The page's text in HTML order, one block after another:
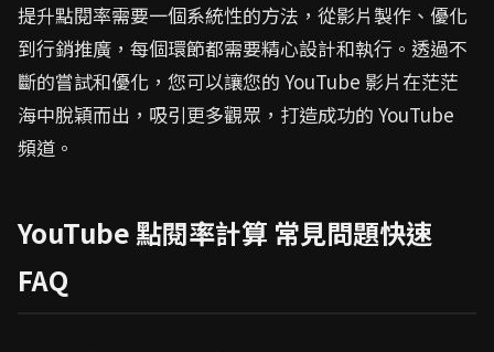
提升點閱率需要一個系統性的方法，從影片製作、優化
到行銷推廣，每個環節都需要精心設計和執行。透過不
斷的嘗試和優化，您可以讓您的 YouTube 影片在茫茫
海中脫穎而出，吸引更多觀眾，打造成功的 YouTube
頻道。
YouTube 點閱率計算 常見問題快速
FAQ